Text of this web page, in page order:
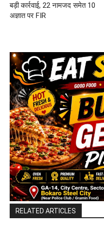
बड़ी कार्रवाई, 22 नामजद समेत 10
अज्ञात पर FIR
RELATED ARTICLES